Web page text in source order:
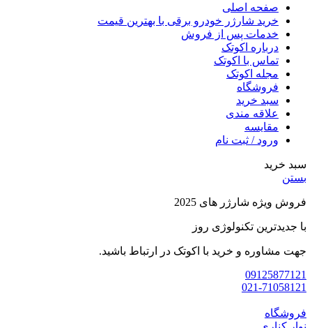
صفحه اصلی
خرید شارژر خودرو برقی با بهترین قیمت
خدمات پس از فروش
درباره اکوتک
تماس با اکوتک
مجله اکوتک
فروشگاه
سبد خرید
علاقه مندی
مقایسه
ورود / ثبت نام
سبد خرید
بستن
فروش ویژه شارژر های 2025
با جدیدترین تکنولوژی روز
جهت مشاوره و خرید با اکوتک در ارتباط باشید.
09125877121
021-71058121
فروشگاه